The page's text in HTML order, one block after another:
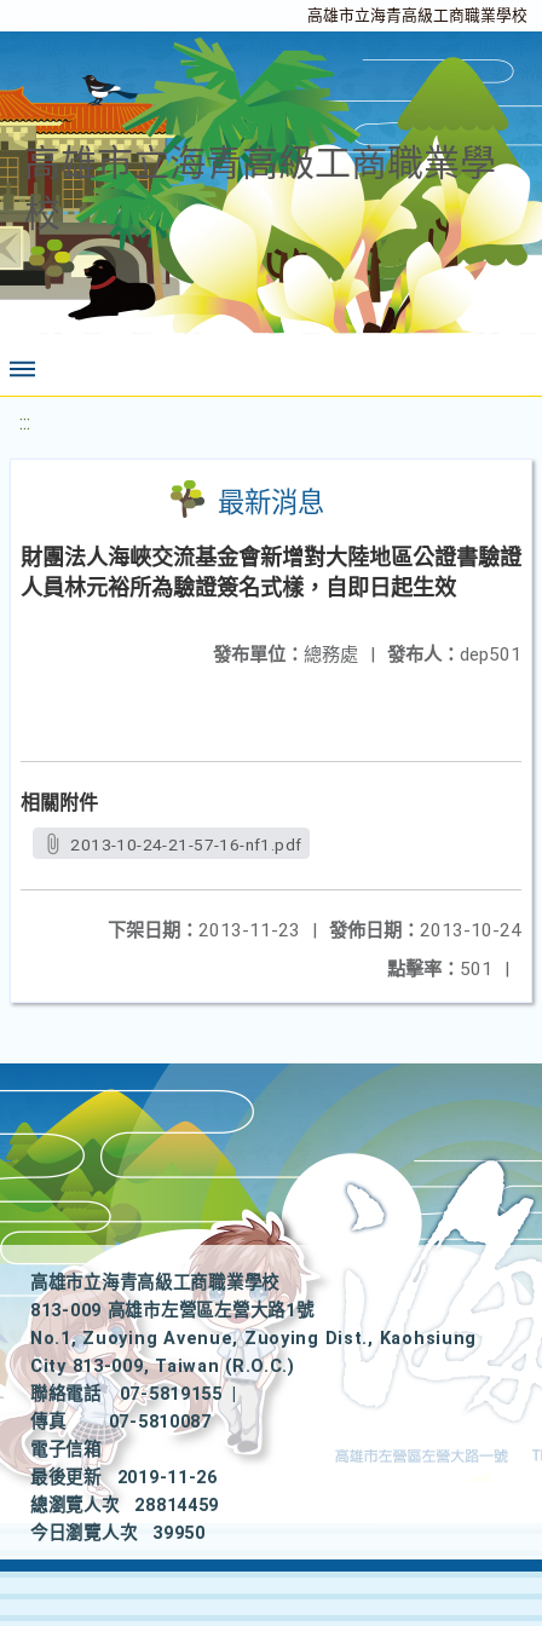
高雄市立海青高級工商職業學校
高雄市立海青高級工商職業學
校
:::
最新消息
財團法人海峽交流基金會新增對大陸地區公證書驗證
人員林元裕所為驗證簽名式樣，自即日起生效
發布人： dep501
發布單位： 總務處 |
相關附件
2013-10-24-21-57-16-nf1.pdf
發佈日期： 2013-10-24
下架日期： 2013-11-23
|
點擊率： 501 |
高雄市立海青高級工商職業學校
813-009 高雄市左營區左營大路1號
No.1, Zuoying Avenue, Zuoying Dist., Kaohsiung
City 813-009, Taiwan (R.O.C.)
聯絡電話
07-5819155
|
傳真
07-5810087
電子信箱
最後更新
2019-11-26
總瀏覽人次
28814459
今日瀏覽人次
39950